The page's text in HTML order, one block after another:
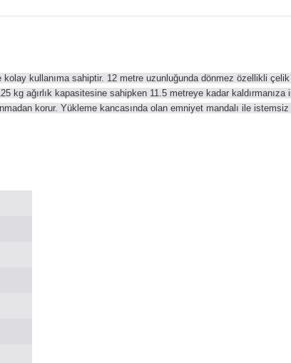
kullanıma sahiptir. 12 metre uzunluğunda dönmez özellikli
kg ağırlık kapasitesine sahipken 11.5 metreye kadar kaldırmanıza
korur. Yükleme kancasında olan emniyet mandalı ile